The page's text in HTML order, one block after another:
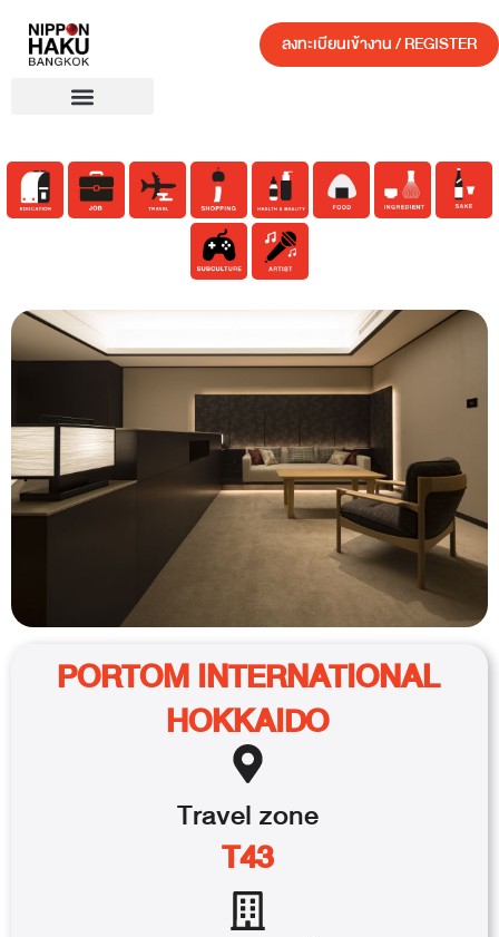
ลงทะเบียนเข้างาน / REGISTER
PORTOM INTERNATIONAL
HOKKAIDO
Travelzone
T43